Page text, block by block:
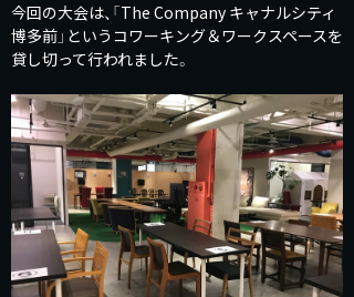
今回の大会は、「The Company キャナルシティ
博多前」というコワーキング＆ワークスペースを
貸し切って行われました。